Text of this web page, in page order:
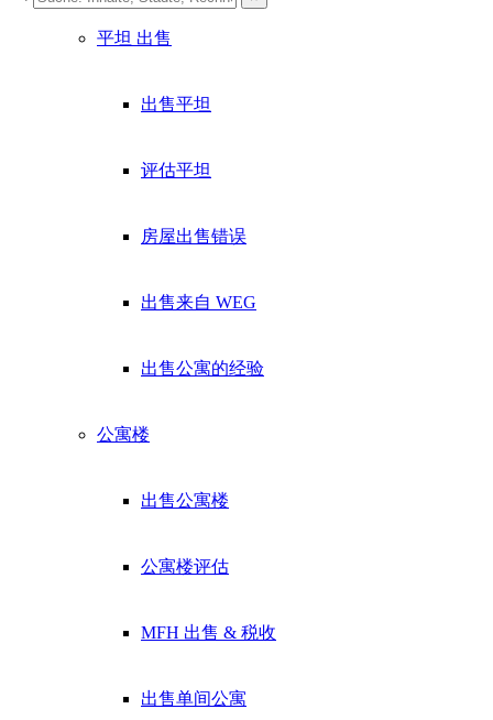
平坦 出售
出售平坦
评估平坦
房屋出售错误
出售来自 WEG
出售公寓的经验
公寓楼
出售公寓楼
公寓楼评估
MFH 出售 & 税收
出售单间公寓